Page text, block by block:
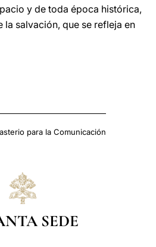
y de toda época histórica,
la salvación, que se refleja en
para la Comunicación
SEDE